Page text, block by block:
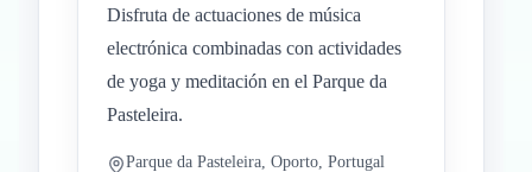
Disfruta de actuaciones de música
electrónica combinadas con actividades
de yoga y meditación en el Parque da
Pasteleira.
Parque da Pasteleira, Oporto, Portugal